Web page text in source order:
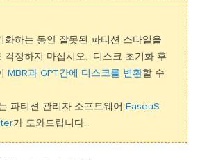
화하는 동안 잘못된 파티션 스타일을
걱정하지 마십시오. 디스크 초기화 후
MBR과 GPT간에 디스크를 변환할 수
파티션 관리자 소프트웨어-EaseuS
가 도와드립니다.